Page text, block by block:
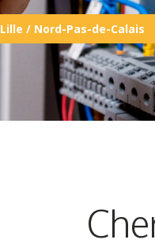
Lille / Nord-Pas-de-Calais